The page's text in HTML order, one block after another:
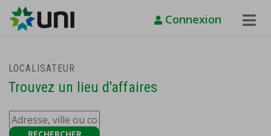
Toggle
Connexion
LOCALISATEUR
Trouvez un lieu d'affaires